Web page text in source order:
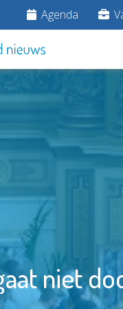
Agenda
niet